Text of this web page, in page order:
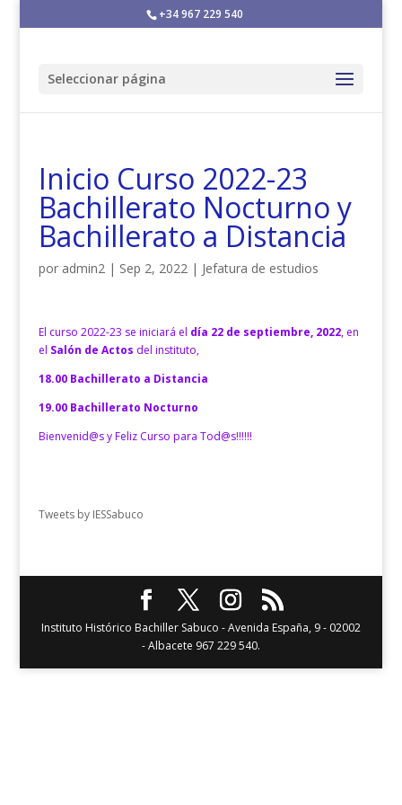
+34 967 229 540
Seleccionar página
Inicio Curso 2022-23
Bachillerato Nocturno y
Bachillerato a Distancia
por admin2| Sep 2, 2022| Jefatura de estudios
El curso 2022-23 se iniciará el día 22 de septiembre, 2022, en
el Salón de Actos del instituto,
18.00 Bachillerato a Distancia
19.00 Bachillerato Nocturno
Bienvenid@s y Feliz Curso para Tod@s!!!!!!
Tweets by IESSabuco
Instituto Histórico Bachiller Sabuco - Avenida España, 9 - 02002
- Albacete 967 229 540.